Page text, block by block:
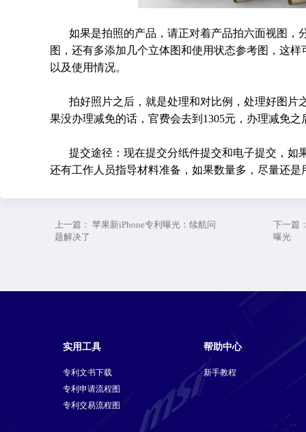
如果是拍照的产品，请正对着产品拍六面视图，
图，还有多添加几个立体图和使用状态参考图，这
以及使用情况。
拍好照片之后，就是处理和对比例，处理好图片
果没办理减免的话，官费会去到1305元，办理减免
提交途径：现在提交分纸件提交和电子提交，如
还有工作人员指导材料准备，如果数量多，尽量还是
上一篇： 苹果新iPhone专利曝光：续航问
题解决了
下一篇
曝光
实用工具
专利文书下载
专利申请流程图
专利交易流程图
帮助中心
新手教程